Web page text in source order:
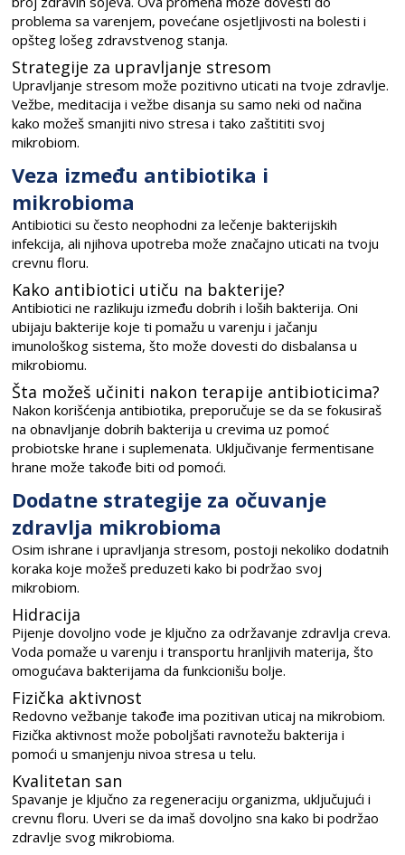
problema sa varenjem, povećane osjetljivosti na bolesti i
opšteg lošeg zdravstvenog stanja.
Strategije za upravljanje stresom
Upravljanje stresom može pozitivno uticati na tvoje zdravlje.
Vežbe, meditacija i vežbe disanja su samo neki od načina
kako možeš smanjiti nivo stresa i tako zaštititi svoj
mikrobiom.
Veza između antibiotika i
mikrobioma
Antibiotici su često neophodni za lečenje bakterijskih
infekcija, ali njihova upotreba može značajno uticati na tvoju
crevnu floru.
Kako antibiotici utiču na bakterije?
Antibiotici ne razlikuju između dobrih i loših bakterija. Oni
ubijaju bakterije koje ti pomažu u varenju i jačanju
imunološkog sistema, što može dovesti do disbalansa u
mikrobiomu.
Šta možeš učiniti nakon terapije antibioticima?
Nakon korišćenja antibiotika, preporučuje se da se fokusiraš
na obnavljanje dobrih bakterija u crevima uz pomoć
probiotske hrane i suplemenata. Uključivanje fermentisane
hrane može takođe biti od pomoći.
Dodatne strategije za očuvanje
zdravlja mikrobioma
Osim ishrane i upravljanja stresom, postoji nekoliko dodatnih
koraka koje možeš preduzeti kako bi podržao svoj
mikrobiom.
Hidracija
Pijenje dovoljno vode je ključno za održavanje zdravlja creva.
Voda pomaže u varenju i transportu hranljivih materija, što
omogućava bakterijama da funkcionišu bolje.
Fizička aktivnost
Redovno vežbanje takođe ima pozitivan uticaj na mikrobiom.
Fizička aktivnost može poboljšati ravnotežu bakterija i
pomoći u smanjenju nivoa stresa u telu.
Kvalitetan san
Spavanje je ključno za regeneraciju organizma, uključujući i
crevnu floru. Uveri se da imaš dovoljno sna kako bi podržao
zdravlje svog mikrobioma.